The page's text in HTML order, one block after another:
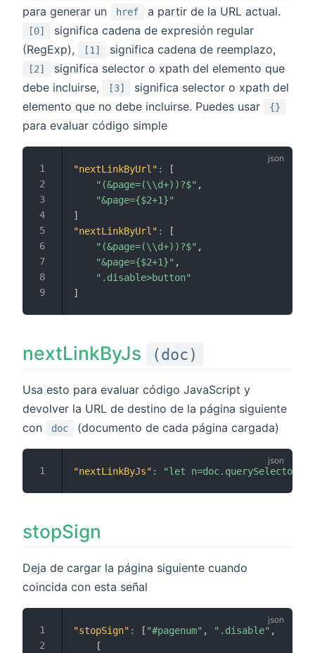
para generar un
href a partir de la URL actual.
[0]
significa cadena de expresión regular
(RegExp),
[1] significa cadena de reemplazo,
[2]
significa selector o xpath del elemento que
debe incluirse,
[3]
significa selector o xpath del
elemento que no debe incluirse. Puedes usar
{}
para evaluar código simple
"nextLinkByUrl" :
[
"(&page=(\\d+))?$" ,
"&page={$2+1}"
]
"nextLinkByUrl" :
[
"(&page=(\\d+))?$" ,
"&page={$2+1}" ,
".disable>button"
]
nextLinkByJs (doc)
Usa esto para evaluar código JavaScript y
devolver la URL de destino de la página siguiente
con
doc (documento de cada página cargada)
"nextLinkByJs" : "let
stopSign
Deja de cargar la página siguiente cuando
coincida con esta señal
"stopSign" : [ "#pagenum" , ".disable" ,
[